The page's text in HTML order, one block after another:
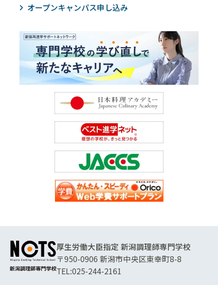
オープンキャンパス申し込み
厚生労働大臣指定 新潟調理師専門学校
〒950-0906 新潟市中央区東幸町8-8
TEL:025-244-2161